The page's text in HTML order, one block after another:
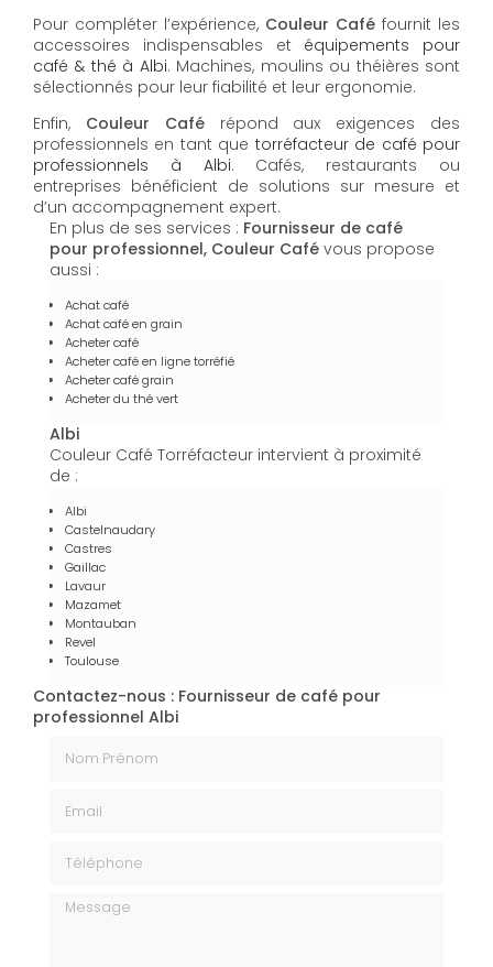
Pour compléter l’expérience, Couleur Café fournit les
accessoires indispensables et équipements pour
café & thé à Albi. Machines, moulins ou théières sont
sélectionnés pour leur fiabilité et leur ergonomie.
Enfin, Couleur Caférépond aux exigences des
professionnels en tant que torréfacteur de café pour
professionnels à Albi. Cafés, restaurants ou
entreprises bénéficient de solutions sur mesure et
d’un accompagnement expert.
En plus de ses services : Fournisseur de café
pour professionnel, Couleur Café vous propose
aussi :
Achat café
Achat café en grain
Acheter café
Acheter café en ligne torréfié
Acheter café grain
Acheter du thé vert
Albi
Couleur Café Torréfacteur intervient à proximité
de :
Albi
Castelnaudary
Castres
Gaillac
Lavaur
Mazamet
Montauban
Revel
Toulouse
Contactez-nous : Fournisseur de café pour
professionnel Albi
Message